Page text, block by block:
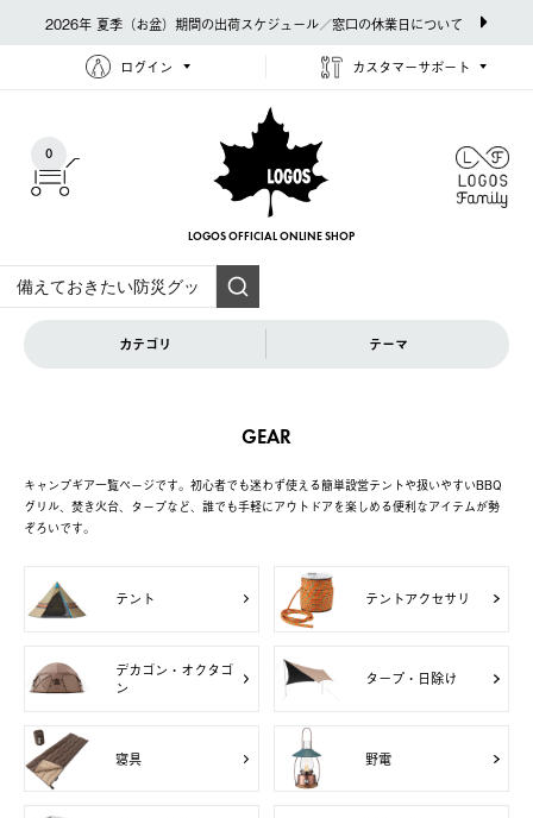
2026年 夏季（お盆）期間の出荷スケジュール／窓口の休業日について
ログイン カスタマーサポート
0
LOGOS OFFICIAL ONLINE SHOP
カテゴリ テーマ
GEAR
キャンプギア一覧ページです。初心者でも迷わず使える簡単設営テントや扱いやすいBBQ
グリル、焚き火台、タープなど、誰でも手軽にアウトドアを楽しめる便利なアイテムが勢
ぞろいです。
テント テントアクセサリ
デカゴン・オクタゴ
ン
タープ・日除け
寝具 野電